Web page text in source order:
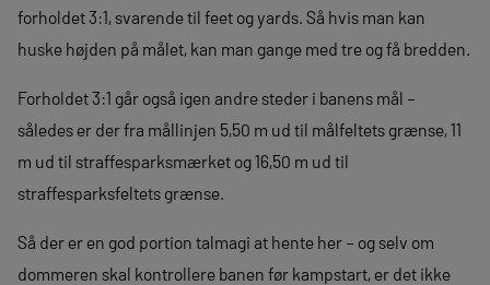
forholdet 3:1, svarende til feet og yards. Så hvis man kan
huske højden på målet, kan man gange med tre og få bredden.
Forholdet 3:1 går også igen andre steder i banens mål –
således er der fra mållinjen 5,50 m ud til målfeltets grænse, 11
m ud til straffesparksmærket og 16,50 m ud til
straffesparksfeltets grænse.
Så der er en god portion talmagi at hente her – og selv om
dommeren skal kontrollere banen før kampstart, er det ikke